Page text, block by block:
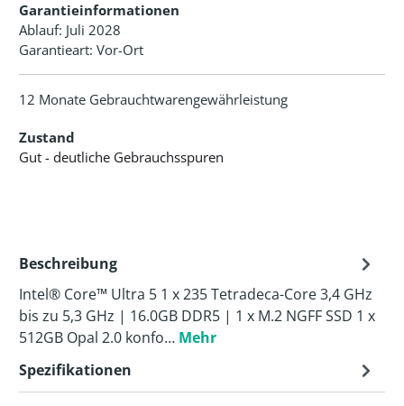
Garantieinformationen
Ablauf: Juli 2028
Garantieart: Vor-Ort
12 Monate Gebrauchtwarengewährleistung
Zustand
Gut - deutliche Gebrauchsspuren
Beschreibung
Intel® Core™ Ultra 5 1 x 235 Tetradeca-Core 3,4 GHz
bis zu 5,3 GHz | 16.0GB DDR5 | 1 x M.2 NGFF SSD 1 x
512GB Opal 2.0 konfo… Mehr
Spezifikationen